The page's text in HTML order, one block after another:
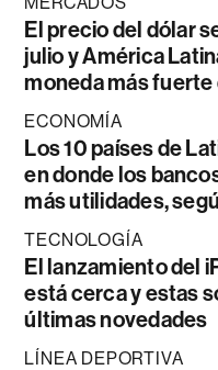
El precio del dólar
julio y América
moneda más
ECONOMÍA
Los 10 países de
en donde los
más utilidades,
TECNOLOGÍA
El lanzamiento del
está cerca y estas
últimas novedades
LÍNEA DEPORTIVA